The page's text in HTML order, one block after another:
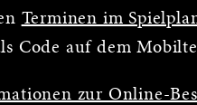
Terminen im
Code auf dem
zur Online-